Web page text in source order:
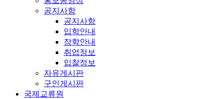
공지사항
공지사항
입학안내
장학안내
취업정보
입찰정보
자유게시판
구인게시판
국제교류원